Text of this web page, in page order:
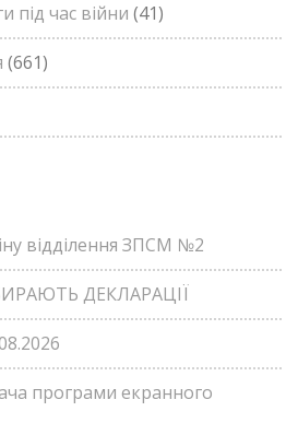
під час війни (41)
(661)
відділення ЗПСМ №2
ДЕКЛАРАЦІЇ
програми екранного